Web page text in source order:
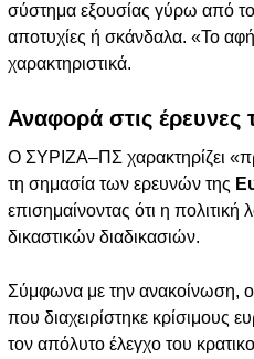
σύστημα εξουσίας γύρω από το
αποτυχίες ή σκάνδαλα. «Το
χαρακτηριστικά.
Αναφορά στις έρευνες
Ο ΣΥΡΙΖΑ–ΠΣ χαρακτηρίζει
τη σημασία των ερευνών της
επισημαίνοντας ότι η
δικαστικών διαδικασιών.
Σύμφωνα με την ανακοίνωση,
που διαχειρίστηκε κρίσιμους
τον απόλυτο έλεγχο του